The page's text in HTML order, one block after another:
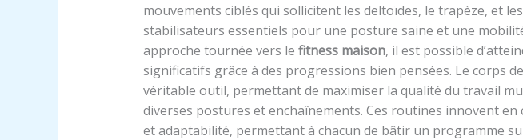
mouvements ciblés qui sollicitent les deltoïdes, le trapèze, et
stabilisateurs essentiels pour une posture saine et une
approche tournée vers le fitness maison, il est possible
significatifs grâce à des progressions bien pensées. Le corps
véritable outil, permettant de maximiser la qualité du travail
diverses postures et enchaînements. Ces routines innovent
et adaptabilité, permettant à chacun de bâtir un programme